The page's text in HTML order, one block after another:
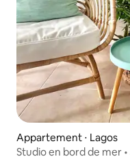
Appartement ⋅ Lagos
Studio en bord de mer